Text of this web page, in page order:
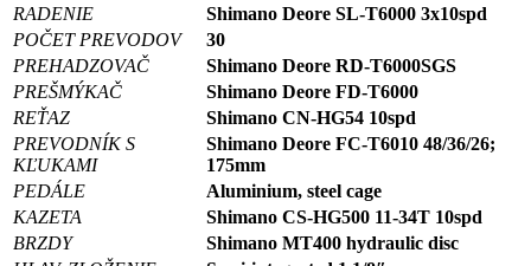
RADENIE
Shimano Deore SL-T6000 3x10spd
POČET PREVODOV
30
PREHADZOVAČ
Shimano Deore RD-T6000SGS
PREŠMÝKAČ
Shimano Deore FD-T6000
REŤAZ
Shimano CN-HG54 10spd
PREVODNÍK S
KĽUKAMI
Shimano Deore FC-T6010 48/36/26;
175mm
PEDÁLE
Aluminium, steel cage
KAZETA
Shimano CS-HG500 11-34T 10spd
BRZDY
Shimano MT400 hydraulic disc